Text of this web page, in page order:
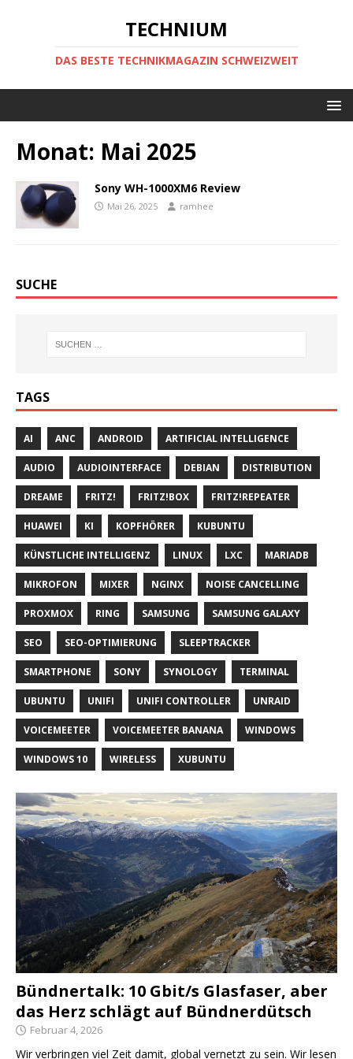
TECHNIUM
DAS BESTE TECHNIKMAGAZIN SCHWEIZWEIT
Monat: Mai 2025
Sony WH-1000XM6 Review
Mai 26, 2025 ramhee
SUCHE
TAGS
AI ANC ANDROID ARTIFICIAL INTELLIGENCE
AUDIO AUDIOINTERFACE DEBIAN DISTRIBUTION
DREAME FRITZ! FRITZ!BOX FRITZ!REPEATER
HUAWEI KI KOPFHÖRER KUBUNTU
KÜNSTLICHE INTELLIGENZ LINUX LXC MARIADB
MIKROFON MIXER NGINX NOISE CANCELLING
PROXMOX RING SAMSUNG SAMSUNG GALAXY
SEO SEO-OPTIMIERUNG SLEEPTRACKER
SMARTPHONE SONY SYNOLOGY TERMINAL
UBUNTU UNIFI UNIFI CONTROLLER UNRAID
VOICEMEETER VOICEMEETER BANANA WINDOWS
WINDOWS 10 WIRELESS XUBUNTU
Bündnertalk: 10 Gbit/s Glasfaser, aber
das Herz schlägt auf Bündnerdütsch
Februar 4, 2026
Wir verbringen viel Zeit damit, global vernetzt zu sein. Wir lesen